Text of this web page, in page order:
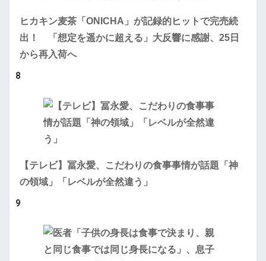
ヒカキン麦茶「ONICHA」が記録的ヒットで完売続
出！ 「想定を遥かに超える」大反響に感謝、25日
から再入荷へ
8
【テレビ】冨永愛、こだわりの食事事情が話題「神
の領域」「レベルが全然違う」
9